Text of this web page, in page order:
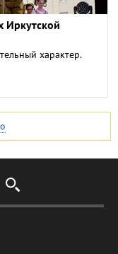
Иркутской
характер.